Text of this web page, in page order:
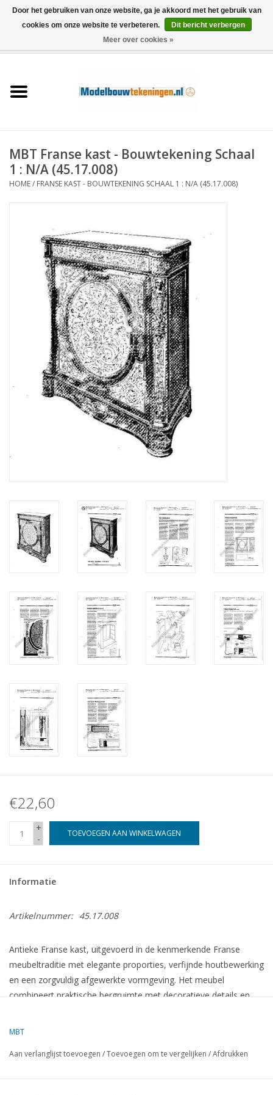
Schepen
Houtbouw
Documentatie
Tijdschriften
Nieuwe tekeningen
NIEUWE TIJDSCHRIFTEN
ABONNEMENT DE
MBT Franse kast - Bouwtekening Schaal
1 : N/A (45.17.008)
HOME/ FRANSE KAST - BOUWTEKENING SCHAAL 1 : N/A (45.17.008)
€22,60
+
-
TOEVOEGEN AAN WINKELWAGEN
Informatie
Artikelnummer: 45.17.008
Antieke Franse kast, uitgevoerd in de kenmerkende Franse
meubeltraditie met elegante proporties, verfijnde houtbewerking
en een zorgvuldig afgewerkte vormgeving. Het meubel
combineert praktische bergruimte met decoratieve details en
MBT
Aan verlanglijst toevoegen /Toevoegen om te vergelijken /Afdrukken
Door het gebruiken van onze website, ga je akkoord met het gebruik van
cookies om onze website te verbeteren.
Dit bericht verbergen
Meer over cookies »